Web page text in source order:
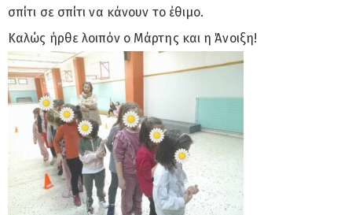
σπίτι σε σπίτι να κάνουν το έθιμο.
Καλώς ήρθε λοιπόν ο Μάρτης και η Άνοιξη!